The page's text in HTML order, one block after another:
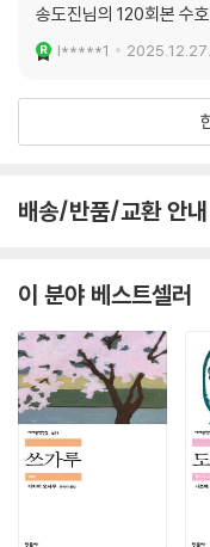
현재 중국에서는 여러 출판
강 무리가 조정의 부름을
것을 저본으로 삼았다. 상
를 떠나 『수호전』 탄생 이
폭력의 책인가, 혁명의 책인가
명·청 시기에 『수호전』은
국 역사상 『수호전』처럼 굴
호전』이 처음 간행된 시기
(도둑질을 가르치다)’ 서적
호’ 무리의 ‘충의忠義’를
었다. 가정 연간에 전여성
이것이 청나라 말 이전까지
송도진님의 120회본 수
l*****1 2025.12.27.
배송/반품/교환 안내
이 분야 베스트셀러